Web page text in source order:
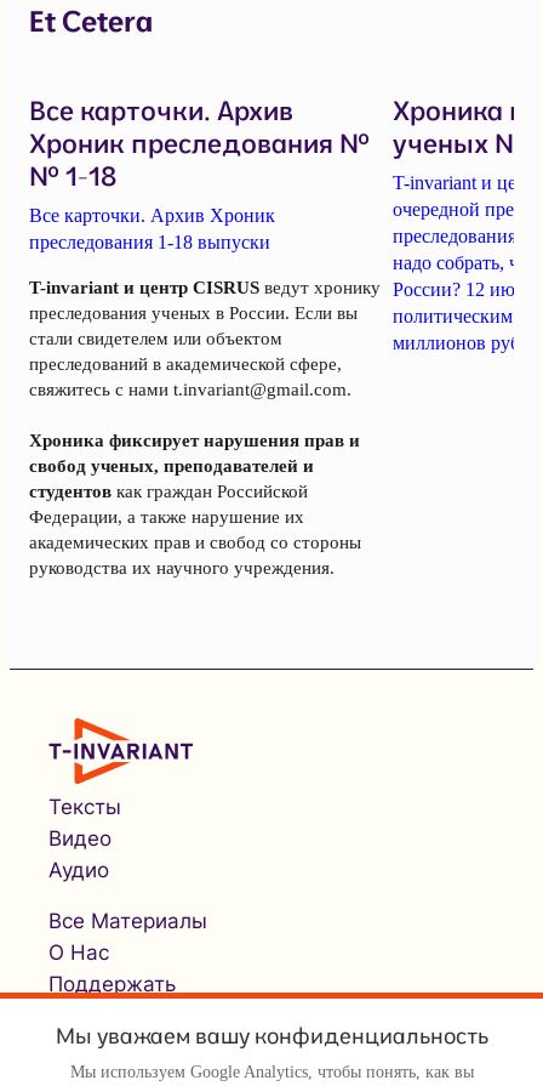
Et Cetera
Все карточки. Архив
Хроник преследования №
№ 1-18
Все карточки. Архив Хроник
преследования 1-18 выпуски
T-invariant и центр CISRUS ведут хронику
преследования ученых в России. Если вы
стали свидетелем или объектом
преследований в академической сфере,
свяжитесь с нами t.invariant@gmail.com.
Хроника фиксирует нарушения прав и
свобод ученых, преподавателей и
студентов как граждан Российской
Федерации, а также нарушение их
академических прав и свобод со стороны
руководства их научного учреждения.
Хроника
ученых №
T-invariant и
очередной
преследования
надо собрать,
России? 12
политическим
миллионов
Тексты
Видео
Аудио
Все Материалы
О Нас
Поддержать
Мы уважаем вашу конфиденциальность
Мы используем Google Analytics, чтобы понять, как вы